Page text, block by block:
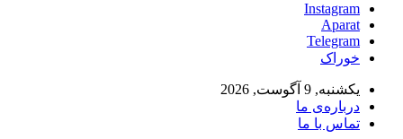
Instagram
Aparat
Telegram
خوراک
یکشنبه, 9 آگوست, 2026
درباره‌ی ما
تماس با ما